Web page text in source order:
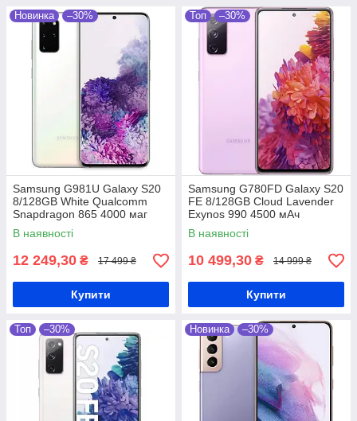
Новинка –30%
Samsung G981U Galaxy S20
8/128GB White Qualcomm
Snapdragon 865 4000 маг
В наявності
12 249,30 ₴ 17 499 ₴
Купити
Топ –30%
Samsung G780FD Galaxy S20
FE 8/128GB Cloud Lavender
Exynos 990 4500 мАч
В наявності
10 499,30 ₴ 14 999 ₴
Купити
Топ –30% Новинка –30%